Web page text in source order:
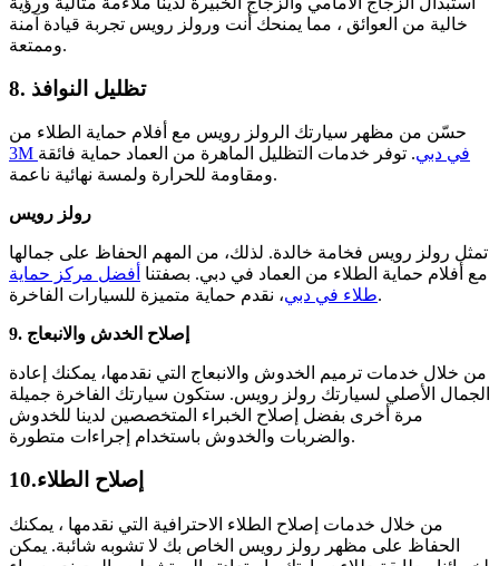
خالية من العوائق ، مما يمنحك أنت ورولز رويس تجربة قيادة آمنة
وممتعة.
8. تظليل النوافذ
حسّن من مظهر سيارتك الرولز رويس مع أفلام حماية الطلاء من
3M في دبي. توفر خدمات التظليل الماهرة من العماد حماية فائقة
ومقاومة للحرارة ولمسة نهائية ناعمة.
رولز رويس
تمثل رولز رويس فخامة خالدة. لذلك، من المهم الحفاظ على جمالها
مع أفلام حماية الطلاء من العماد في دبي. بصفتنا أفضل مركز حماية
طلاء في دبي، نقدم حماية متميزة للسيارات الفاخرة.
من خلال خدمات ترميم الخدوش والانبعاج التي نقدمها، يمكنك إعادة
الجمال الأصلي لسيارتك رولز رويس. ستكون سيارتك الفاخرة جميلة
مرة أخرى بفضل إصلاح الخبراء المتخصصين لدينا للخدوش
والضربات والخدوش باستخدام إجراءات متطورة.
من خلال خدمات إصلاح الطلاء الاحترافية التي نقدمها ، يمكنك
الحفاظ على مظهر رولز رويس الخاص بك لا تشوبه شائبة. يمكن